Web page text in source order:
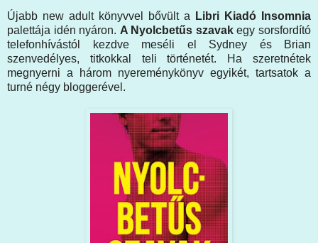
Újabb new adult könyvvel bővült a
Libri Kiadó Insomnia
palettája idén nyáron. A Nyolcbetűs szavakegy sorsfordító
telefonhívástól kezdve meséli el Sydney és Brian
szenvedélyes, titkokkal teli történetét. Ha szeretnétek
megnyerni a három nyereménykönyv egyikét, tartsatok a
turné négy bloggerével.